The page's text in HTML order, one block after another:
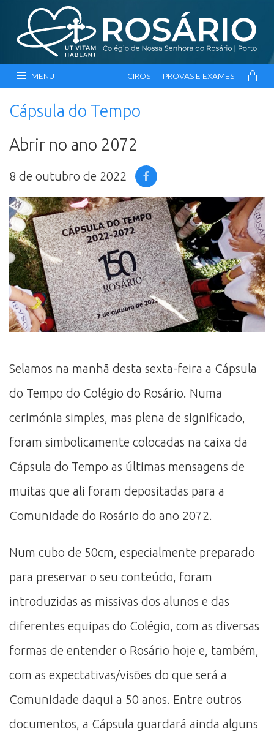
MENU CIROS PROVAS E EXAMES
Cápsula do Tempo
Abrir no ano 2072
8 de outubro de 2022
Selamos na manhã desta sexta-feira a Cápsula
do Tempo do Colégio do Rosário. Numa
cerimónia simples, mas plena de significado,
foram simbolicamente colocadas na caixa da
Cápsula do Tempo as últimas mensagens de
muitas que ali foram depositadas para a
Comunidade do Rosário do ano 2072.
Num cubo de 50cm, especialmente preparado
para preservar o seu conteúdo, foram
introduzidas as missivas dos alunos e das
diferentes equipas do Colégio, com as diversas
formas de entender o Rosário hoje e, também,
com as expectativas/visões do que será a
Comunidade daqui a 50 anos. Entre outros
documentos, a Cápsula guardará ainda alguns